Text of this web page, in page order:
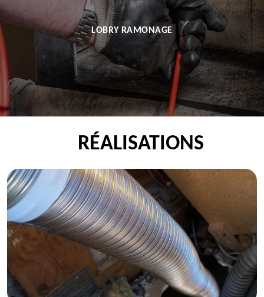
LOBRY RAMONAGE
RÉALISATIONS